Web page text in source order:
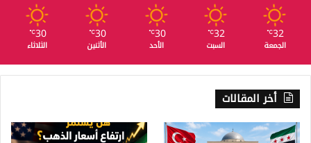
32
℃
الجمعة
32
℃
السبت
30
℃
الأحد
30
℃
الأثنين
30
℃
الثلاثاء
أخر المقالات